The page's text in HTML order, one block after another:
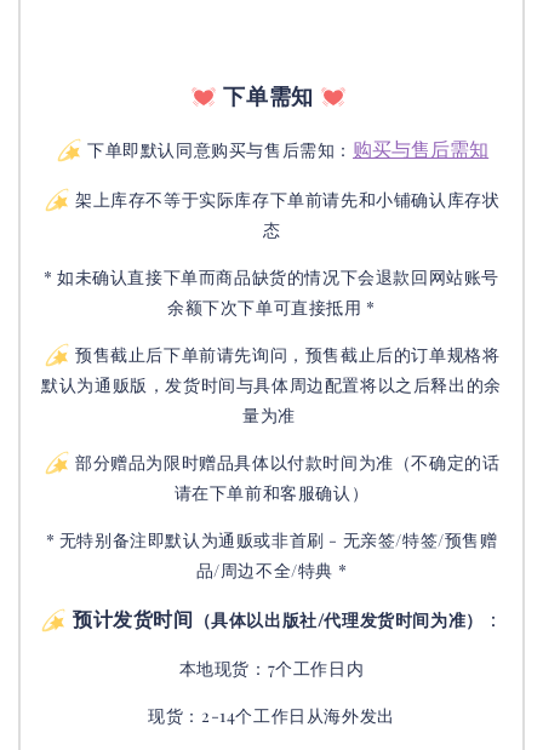
下单需知
下单即默认同意购买与售后需知： 购买与售后需知
架上库存不等于实际库存下单前请先和小铺确认库存状
态
* 如未确认直接下单而商品缺货的情况下会退款回网站账号
余额下次下单可直接抵用 *
预售截止后下单前请先询问，预售截止后的订单规格将
默认为通贩版，发货时间与具体周边配置将以之后释出的余
量为准
部分赠品为限时赠品具体以付款时间为准（不确定的话
请在下单前和客服确认）
* 无特别备注即默认为通贩或非首刷 - 无亲签/特签/预售赠
品/周边不全/特典 *
预计发货时间 （具体以出版社/代理发货时间为准） ：
本地现货：7个工作日内
现货：2-14个工作日从海外发出